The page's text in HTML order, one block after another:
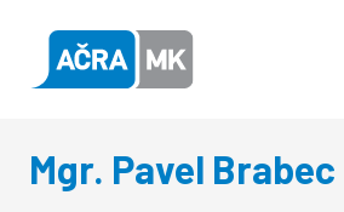
Mgr. Pavel Brabec